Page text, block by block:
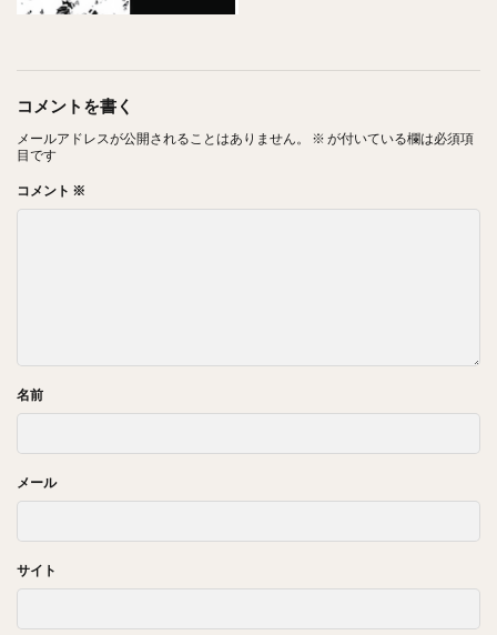
コメントを書く
メールアドレスが公開されることはありません。 ※ が付いている欄は必須項
目です
コメント ※
名前
メール
サイト